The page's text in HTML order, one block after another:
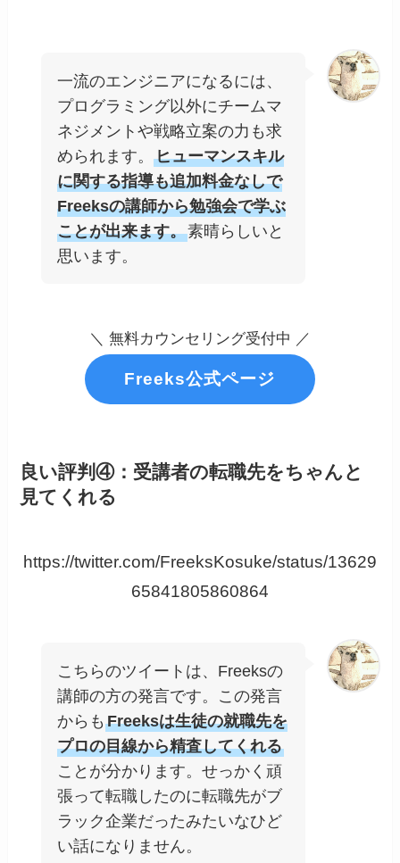
一流のエンジニアになるには、
プログラミング以外にチームマ
ネジメントや戦略立案の力も求
められます。ヒューマンスキル
に関する指導も追加料金なしで
Freeksの講師から勉強会で学ぶ
ことが出来ます。素晴らしいと
思います。
＼ 無料カウンセリング受付中 ／
Freeks公式ページ
良い評判④：受講者の転職先をちゃんと
見てくれる
https://twitter.com/FreeksKosuke/status/13629
65841805860864
こちらのツイートは、Freeksの
講師の方の発言です。この発言
からもFreeksは生徒の就職先を
プロの目線から精査してくれる
ことが分かります。せっかく頑
張って転職したのに転職先がブ
ラック企業だったみたいなひど
い話になりません。